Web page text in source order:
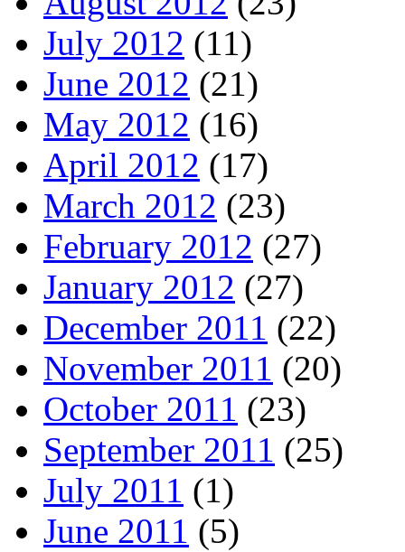
July 2012 (11)
June 2012 (21)
May 2012 (16)
April 2012 (17)
March 2012 (23)
February 2012 (27)
January 2012 (27)
December 2011 (22)
November 2011 (20)
October 2011 (23)
September 2011 (25)
July 2011 (1)
June 2011 (5)